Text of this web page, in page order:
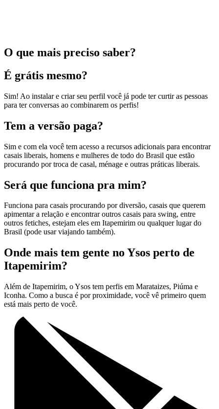
O que mais preciso saber?
É grátis mesmo?
Sim! Ao instalar e criar seu perfil você já pode ter curtir as pessoas
para ter conversas ao combinarem os perfis!
Tem a versão paga?
Sim e com ela você tem acesso a recursos adicionais para encontrar
casais liberais, homens e mulheres de todo do Brasil que estão
procurando por troca de casal, ménage e outras práticas liberais.
Será que funciona pra mim?
Funciona para casais procurando por diversão, casais que querem
apimentar a relação e encontrar outros casais para swing, entre
outros fetiches, estejam eles em Itapemirim ou qualquer lugar do
Brasil (pode usar viajando também).
Onde mais tem gente no Ysos perto de
Itapemirim?
Além de Itapemirim, o Ysos tem perfis em Marataizes, Piúma e
Iconha. Como a busca é por proximidade, você vê primeiro quem
está mais perto de você.